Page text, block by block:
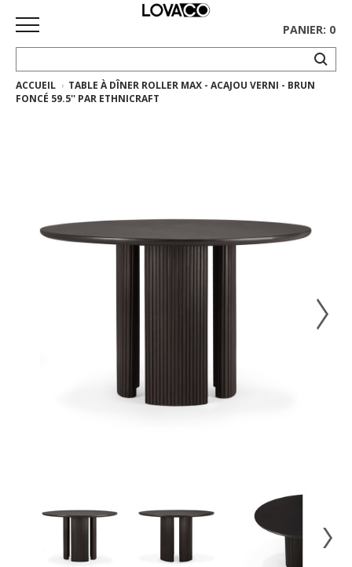
ACCUEIL
Ethnicraft
LISTE
PANIER: 0
ACCUEIL
TABLE À DÎNER ROLLER MAX - ACAJOU VERNI - BRUN
FONCÉ 59.5'' PAR ETHNICRAFT